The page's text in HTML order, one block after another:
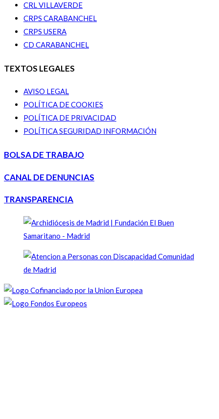
CRL VILLAVERDE
CRPS CARABANCHEL
CRPS USERA
CD CARABANCHEL
TEXTOS LEGALES
AVISO LEGAL
POLÍTICA DE COOKIES
POLÍTICA DE PRIVACIDAD
POLÍTICA SEGURIDAD INFORMACIÓN
BOLSA DE TRABAJO
CANAL DE DENUNCIAS
TRANSPARENCIA